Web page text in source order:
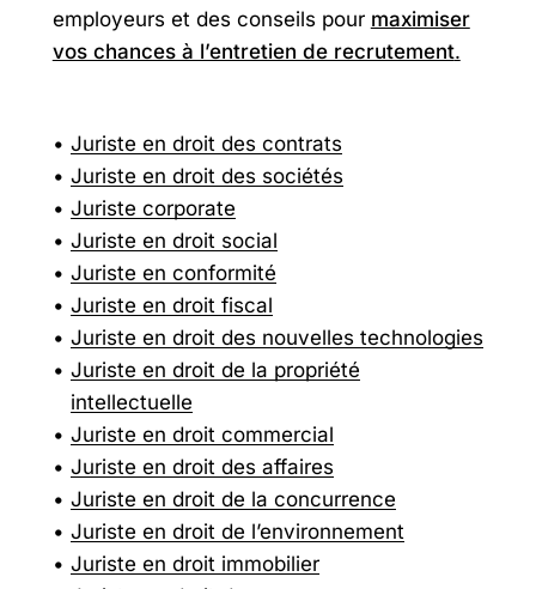
employeurs et des conseils pour maximiser
vos chances à l’entretien de recrutement.
Juriste en droit des contrats
Juriste en droit des sociétés
Juriste corporate
Juriste en droit social
Juriste en conformité
Juriste en droit fiscal
Juriste en droit des nouvelles technologies
Juriste en droit de la propriété
intellectuelle
Juriste en droit commercial
Juriste en droit des affaires
Juriste en droit de la concurrence
Juriste en droit de l’environnement
Juriste en droit immobilier